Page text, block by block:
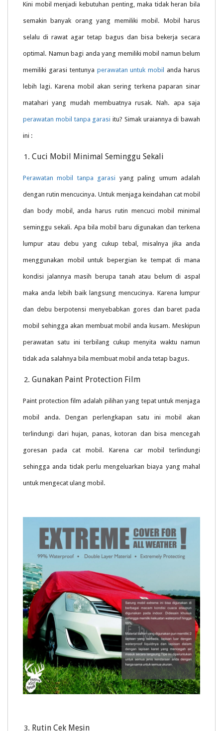
Kini mobil menjadi kebutuhan penting, maka tidak heran bila
semakin banyak orang yang memiliki mobil. Mobil harus
selalu di rawat agar tetap bagus dan bisa bekerja secara
optimal. Namun bagi anda yang memiliki mobil namun belum
memiliki garasi tentunya perawatan untuk mobil anda harus
lebih lagi. Karena mobil akan sering terkena paparan sinar
matahari yang mudah membuatnya rusak. Nah. apa saja
perawatan mobil tanpa garasi itu? Simak uraiannya di bawah
ini :
Cuci Mobil Minimal Seminggu Sekali
Perawatan mobil tanpa garasi yang paling umum adalah
dengan rutin mencucinya. Untuk menjaga keindahan cat mobil
dan body mobil, anda harus rutin mencuci mobil minimal
seminggu sekali. Apa bila mobil baru digunakan dan terkena
lumpur atau debu yang cukup tebal, misalnya jika anda
menggunakan mobil untuk bepergian ke tempat di mana
kondisi jalannya masih berupa tanah atau belum di aspal
maka anda lebih baik langsung mencucinya. Karena lumpur
dan debu berpotensi menyebabkan gores dan baret pada
mobil sehingga akan membuat mobil anda kusam. Meskipun
perawatan satu ini terbilang cukup menyita waktu namun
tidak ada salahnya bila membuat mobil anda tetap bagus.
Gunakan Paint Protection Film
Paint protection film adalah pilihan yang tepat untuk menjaga
mobil anda. Dengan perlengkapan satu ini mobil akan
terlindungi dari hujan, panas, kotoran dan bisa mencegah
goresan pada cat mobil. Karena car mobil terlindungi
sehingga anda tidak perlu mengeluarkan biaya yang mahal
untuk mengecat ulang mobil.
Rutin Cek Mesin